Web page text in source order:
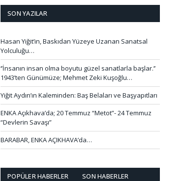
SON YAZILAR
Hasan Yiğit’in, Baskıdan Yüzeye Uzanan Sanatsal
Yolculuğu…
‘’İnsanın insan olma boyutu güzel sanatlarla başlar.’’
1943’ten Günümüze; Mehmet Zeki Kuşoğlu…
Yiğit Aydın’ın Kaleminden: Baş Belaları ve Başyapıtları
ENKA Açıkhava’da; 20 Temmuz “Metot”- 24 Temmuz
“Devlerin Savaşı”
BARABAR, ENKA AÇIKHAVA’da…
POPÜLER HABERLER SON HABERLER